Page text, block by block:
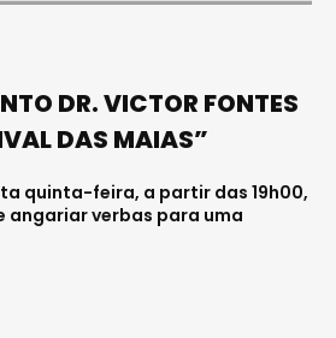
DR. VICTOR FONTES
DAS MAIAS”
quinta-feira, a partir das 19h00,
angariar verbas para uma